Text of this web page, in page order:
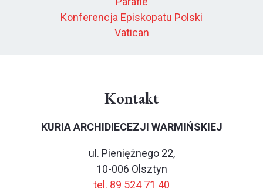
Konferencja Episkopatu Polski
Vatican
Kontakt
KURIA ARCHIDIECEZJI WARMIŃSKIEJ
ul. Pieniężnego 22,
10-006 Olsztyn
tel. 89 524 71 40